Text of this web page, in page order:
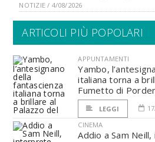
NOTIZIE / 4/08/2026
ARTICOLI PIÙ POPOLARI
APPUNTAMENTI
Yambo,
italiana torna a
Fumetto di
LEGGI
CINEMA
Addio a Sam